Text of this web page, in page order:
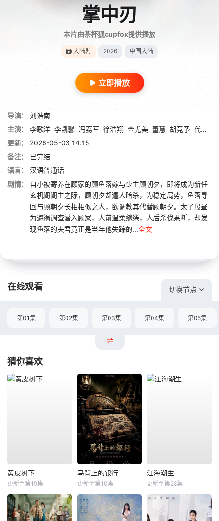
掌中刃
本片由茶杯狐cupfox提供播放
大陆剧 2026 中国大陆
立即播放
导演：
刘浩南
主演：
李歌洋 李凯馨 冯荔军 徐浩翔 金尤美 董慧 胡竞予 代少冬
更新：
2026-05-03 14:15
备注：
已完结
语言：
汉语普通话
剧情：
自小被寄养在顾家的顾鱼落嫁与少主顾朝夕，即将成为新任
玄机阁阁主之际，顾朝夕却遭人暗杀，为稳定局势，鱼落寻
回与顾朝夕长相相似之人，欲调教其代替顾朝夕。太子殷昼
为避祸调查潜入顾家，人前温柔缱绻，人后杀伐果断，却发
现鱼落的夫君竟正是当年他失踪的...全文
在线观看 切换节点
第01集 第02集 第03集 第04集 第05集
猜你喜欢
黄皮树下
更新至第19集
马背上的银行
更新至第10集
江海潮生
更新至第28集